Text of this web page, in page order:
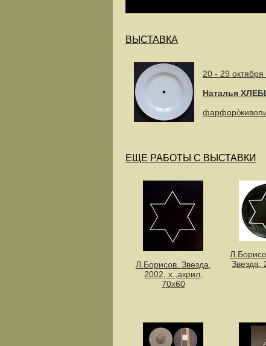
ВЫСТАВКА
20 - 29 октября
Наталья
фарфор/
ЕЩЕ РАБОТЫ С ВЫСТАВКИ
Л.Борисов. Звезда,
2002, х.,акрил,
70х60
Звезда,